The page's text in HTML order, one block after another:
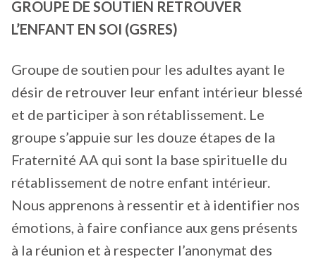
GROUPE DE SOUTIEN RETROUVER
L’ENFANT EN SOI (GSRES)
Groupe de soutien pour les adultes ayant le
désir de retrouver leur enfant intérieur blessé
et de participer à son rétablissement. Le
groupe s’appuie sur les douze étapes de la
Fraternité AA qui sont la base spirituelle du
rétablissement de notre enfant intérieur.
Nous apprenons à ressentir et à identifier nos
émotions, à faire confiance aux gens présents
à la réunion et à respecter l’anonymat des